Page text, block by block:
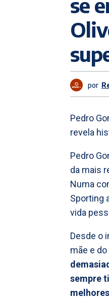
se
por
Pedro
revela
Pedro
da mais
Numa
Sporting
vida
Desde o
mãe e
sempre